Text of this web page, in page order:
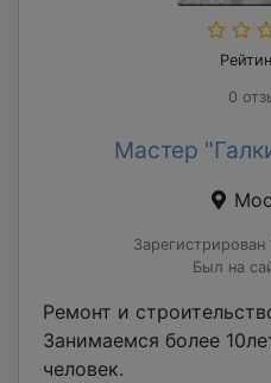
0
Мастер
Зарегистрирован
Был на
Ремонт и
Занимаемся более
человек.